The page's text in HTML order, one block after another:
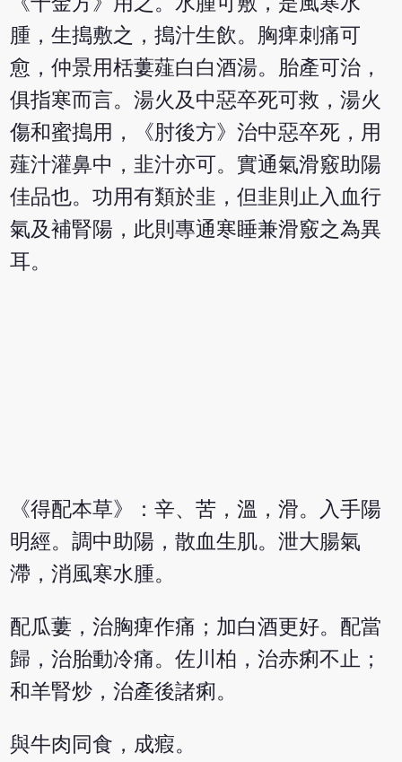
腫，生搗敷之，搗汁生飲。胸痺刺痛可
愈，仲景用栝蔞薤白白酒湯。胎產可治，
俱指寒而言。湯火及中惡卒死可救，湯火
傷和蜜搗用，《肘後方》治中惡卒死，用
薤汁灌鼻中，韭汁亦可。實通氣滑竅助陽
佳品也。功用有類於韭，但韭則止入血行
氣及補腎陽，此則專通寒睡兼滑竅之為異
耳。
《得配本草》：辛、苦，溫，滑。入手陽
明經。調中助陽，散血生肌。泄大腸氣
滯，消風寒水腫。
配瓜蔞，治胸痺作痛；加白酒更好。配當
歸，治胎動冷痛。佐川柏，治赤痢不止；
和羊腎炒，治產後諸痢。
與牛肉同食，成瘕。